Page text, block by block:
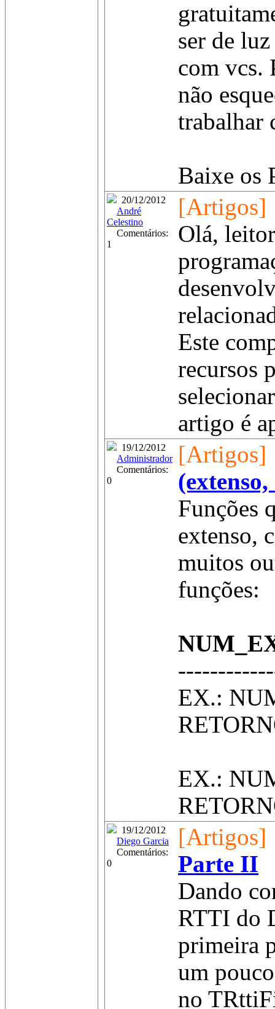
ser de
com vcs.
não
trabalhar
Baixe os
20/12/2012
André
Celestino
Comentários:
1
[Artigos]
Olá,
Este
recursos
artigo é
19/12/2012
Administrador
Comentários:
0
[Artigos]
Funções
extenso,
muitos
funções:
EX.:
EX.:
19/12/2012
Diego Garcia
Comentários:
0
[Artigos]
Parte II
Dando
RTTI do
primeira
um
no